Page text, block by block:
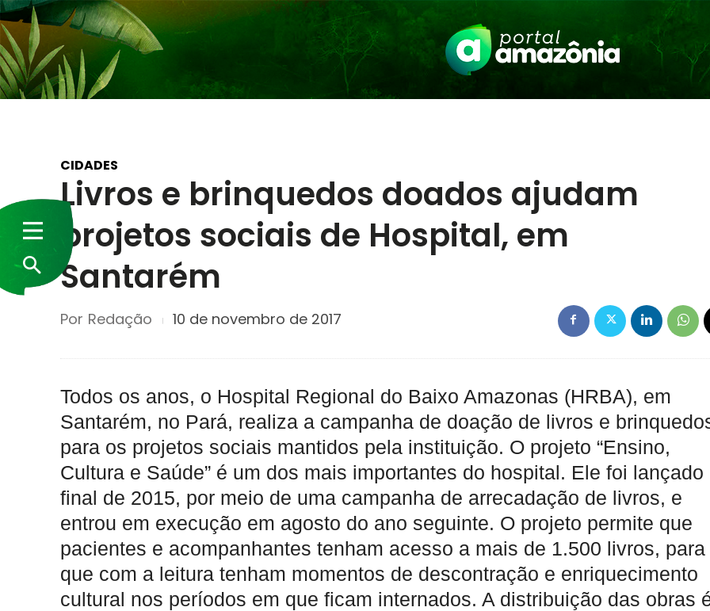
CIDADES
Livros e brinquedos doados ajudam
projetos sociais de Hospital, em
Santarém
Por Redação 10 de novembro de 2017
Todos os anos, o Hospital Regional do Baixo Amazonas (HRBA), em
Santarém, no Pará, realiza a campanha de doação de livros e
para os projetos sociais mantidos pela instituição. O projeto “Ensino,
Cultura e Saúde” é um dos mais importantes do hospital. Ele foi lançado
final de 2015, por meio de uma campanha de arrecadação de livros, e
entrou em execução em agosto do ano seguinte. O projeto permite que
pacientes e acompanhantes tenham acesso a mais de 1.500 livros, para
que com a leitura tenham momentos de descontração e enriquecimento
cultural nos períodos em que ficam internados. A distribuição das obras